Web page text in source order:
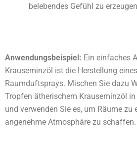
belebendes Gefühl zu
Anwendungsbeispiel: Ein einfaches
Krauseminzöl ist die Herstellung
Raumduftsprays. Mischen Sie dazu
Tropfen ätherischem Krauseminzöl
und verwenden Sie es, um Räume zu
angenehme Atmosphäre zu schaffen.